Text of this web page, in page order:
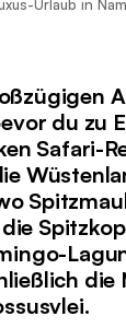
Urlaub in
du zu
Safari-
die